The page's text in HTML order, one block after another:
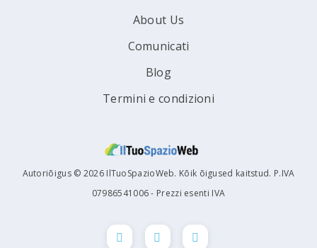
About Us
Comunicati
Blog
Termini e condizioni
Autoriõigus © 2026 IlTuoSpazioWeb. Kõik õigused kaitstud. P.IVA
07986541006 - Prezzi esenti IVA